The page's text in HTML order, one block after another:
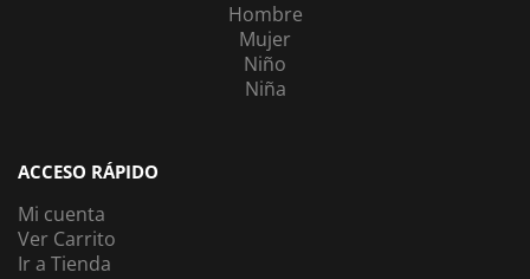
Hombre
Mujer
Niño
Niña
ACCESO RÁPIDO
Mi cuenta
Ver Carrito
Ir a Tienda